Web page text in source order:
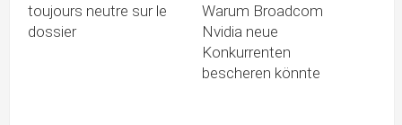
toujours neutre sur le
dossier
Warum Broadcom
Nvidia neue
Konkurrenten
bescheren könnte